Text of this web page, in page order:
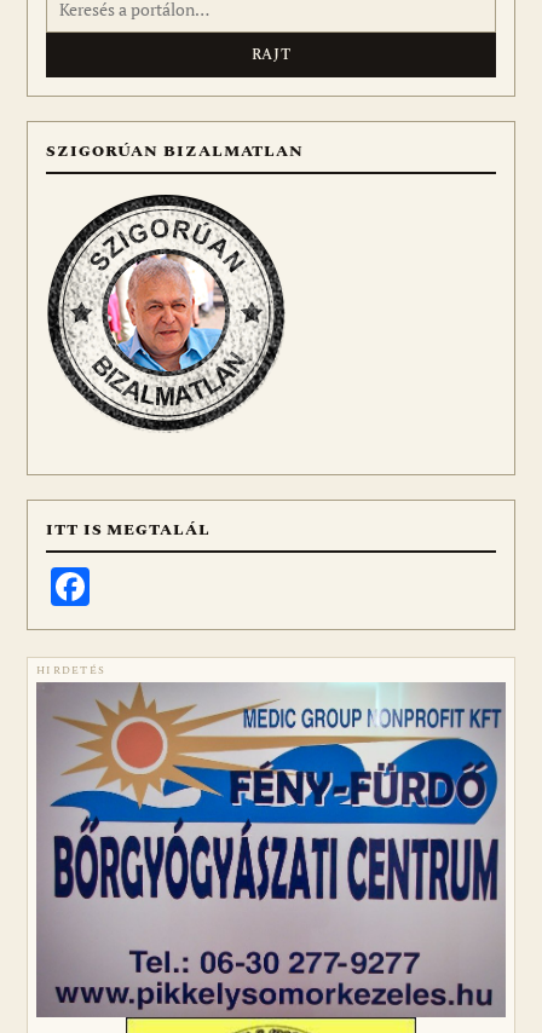
SZIGORÚAN BIZALMATLAN
ITT IS MEGTALÁL
HIRDETÉS